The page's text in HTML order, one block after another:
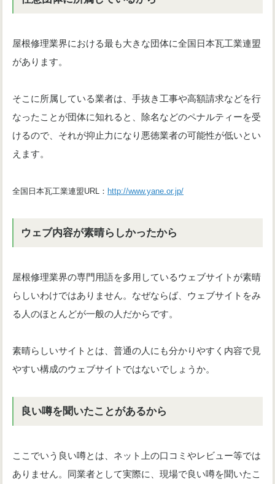
屋根修理業界における最も大きな団体に全国日本瓦工業連盟
があります。
そこに所属している業者は、手抜き工事や高額請求などを行
なったことが団体に知れると、除名などのペナルティーを受
けるので、それが抑止力になり悪徳業者の可能性が低いとい
えます。
全国日本瓦工業連盟URL： http://www.yane.or.jp/
ウェブ内容が素晴らしかったから
屋根修理業界の専門用語を多用しているウェブサイトが素晴
らしいわけではありません。なぜならば、ウェブサイトをみ
る人のほとんどが一般の人だからです。
素晴らしいサイトとは、普通の人にも分かりやすく内容で見
やすい構成のウェブサイトではないでしょうか。
良い噂を聞いたことがあるから
ここでいう良い噂とは、ネット上の口コミやレビュー等では
ありません。同業者として実際に、現場で良い噂を聞いたこ